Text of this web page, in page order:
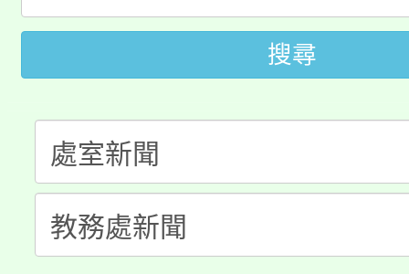
田徑場及游泳池舉行。
桃園市低收入戶享有免
視費優惠，中低收入戶
半價優惠，詳情可洽有
者。
大園自造教育及科技
份教師增能研習
大溪自造教育及科技中
份教師研習
淨零綠生活教案入校路
會
115年食農教育專業人
程
搜尋